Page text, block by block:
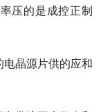
压的是成控正制
晶源片供的应和